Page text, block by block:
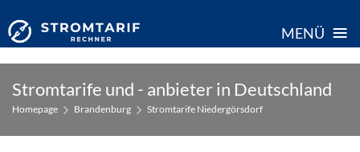
MENÜ ≡
content
Stromtarife und - anbieter in Deutschland
Homepage Brandenburg Stromtarife Niedergörsdorf